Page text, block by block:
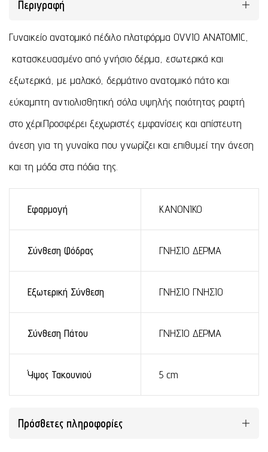
Περιγραφή
Γυναικείο ανατομικό πέδιλο πλατφόρμα OVVIO ANATOMIC,
κατασκευασμένο από γνήσιο δέρμα, εσωτερικά και
εξωτερικά, με μαλακό, δερμάτινο ανατομικό πάτο και
εύκαμπτη αντιολισθητική σόλα υψηλής ποιότητας ραφτή
στο χέρι.Προσφέρει ξεχωριστές εμφανίσεις και απίστευτη
άνεση για τη γυναίκα που γνωρίζει και επιθυμεί την άνεση
και τη μόδα στα πόδια της.
Εφαρμογή ΚΑΝΟΝΙΚΟ
Σύνθεση Φόδρας ΓΝΗΣΙΟ ΔΕΡΜΑ
Εξωτερική Σύνθεση ΓΝΗΣΙΟ ΓΝΗΣΙΟ
Σύνθεση Πάτου ΓΝΗΣΙΟ ΔΕΡΜΑ
Ύψος Τακουνιού 5 cm
Πρόσθετες πληροφορίες